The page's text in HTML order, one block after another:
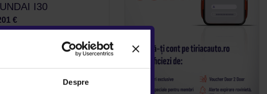
Despre
I30
€
INCLUS